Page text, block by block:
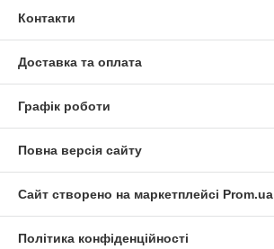
Контакти
Доставка та оплата
Графік роботи
Повна версія сайту
Сайт створено на маркетплейсі Prom.ua
Політика конфіденційності